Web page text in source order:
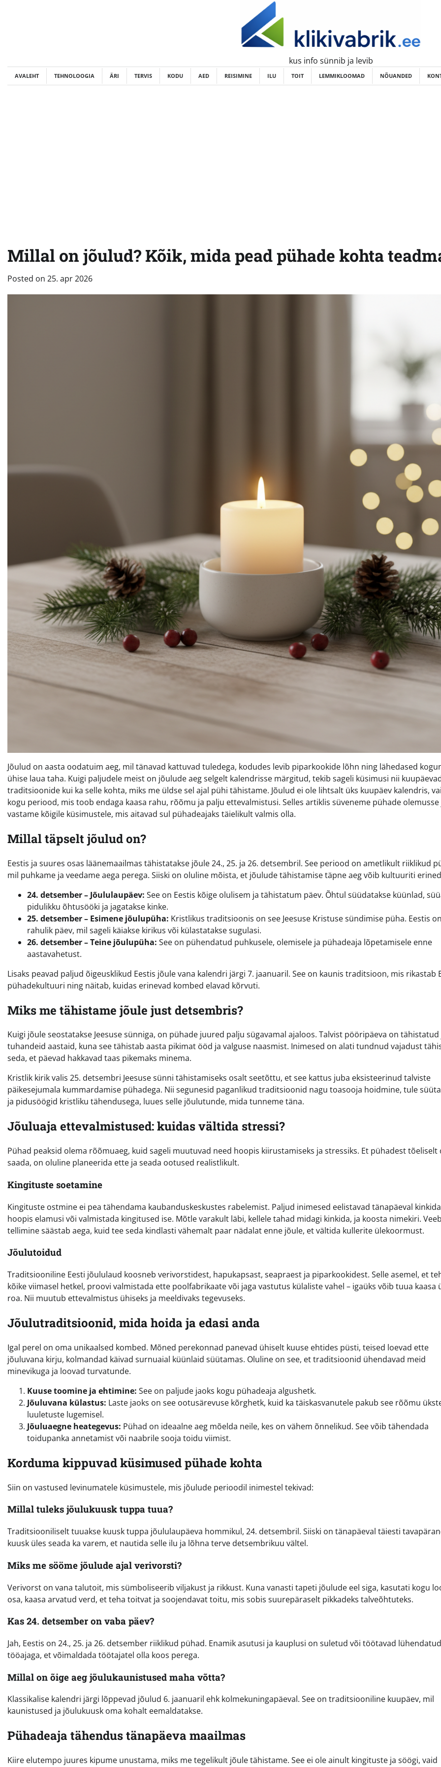
kus info sünnib ja levib
AVALEHT TEHNOLOOGIA ÄRI TERVIS KODU AED REISIMINE ILU TOIT LEMMIKLOOMAD NÕUANDED
Millal on jõulud? Kõik, mida pead pühade kohta
Posted on 25. apr 2026
Jõulud on aasta oodatuim aeg, mil tänavad kattuvad tuledega, kodudes levib piparkookide lõhn ning lähedased
ühise laua taha. Kuigi paljudele meist on jõulude aeg selgelt kalendrisse märgitud, tekib sageli küsimusi nii
traditsioonide kui ka selle kohta, miks me üldse sel ajal pühi tähistame. Jõulud ei ole lihtsalt üks kuupäev kalendris,
kogu periood, mis toob endaga kaasa rahu, rõõmu ja palju ettevalmistusi. Selles artiklis süveneme pühade olemusse
vastame kõigile küsimustele, mis aitavad sul pühadeajaks täielikult valmis olla.
Millal täpselt jõulud on?
Eestis ja suures osas läänemaailmas tähistatakse jõule 24., 25. ja 26. detsembril. See periood on ametlikult riiklikud
mil puhkame ja veedame aega perega. Siiski on oluline mõista, et jõulude tähistamise täpne aeg võib kultuuriti
24. detsember – Jõululaupäev: See on Eestis kõige olulisem ja tähistatum päev. Õhtul süüdatakse küünlad,
pidulikku õhtusööki ja jagatakse kinke.
25. detsember – Esimene jõulupüha: Kristlikus traditsioonis on see Jeesuse Kristuse sündimise püha. Eestis
rahulik päev, mil sageli käiakse kirikus või külastatakse sugulasi.
26. detsember – Teine jõulupüha: See on pühendatud puhkusele, olemisele ja pühadeaja lõpetamisele enne
aastavahetust.
Lisaks peavad paljud õigeusklikud Eestis jõule vana kalendri järgi 7. jaanuaril. See on kaunis traditsioon, mis rikastab
pühadekultuuri ning näitab, kuidas erinevad kombed elavad kõrvuti.
Miks me tähistame jõule just detsembris?
Kuigi jõule seostatakse Jeesuse sünniga, on pühade juured palju sügavamal ajaloos. Talvist pööripäeva on tähistatud
tuhandeid aastaid, kuna see tähistab aasta pikimat ööd ja valguse naasmist. Inimesed on alati tundnud vajadust
seda, et päevad hakkavad taas pikemaks minema.
Kristlik kirik valis 25. detsembri Jeesuse sünni tähistamiseks osalt seetõttu, et see kattus juba eksisteerinud talviste
päikesejumala kummardamise pühadega. Nii segunesid paganlikud traditsioonid nagu toasooja hoidmine, tule
ja pidusöögid kristliku tähendusega, luues selle jõulutunde, mida tunneme täna.
Jõuluaja ettevalmistused: kuidas vältida stressi?
Pühad peaksid olema rõõmuaeg, kuid sageli muutuvad need hoopis kiirustamiseks ja stressiks. Et pühadest tõeliselt
saada, on oluline planeerida ette ja seada ootused realistlikult.
Kingituste soetamine
Kingituste ostmine ei pea tähendama kaubanduskeskustes rabelemist. Paljud inimesed eelistavad tänapäeval kinkida
hoopis elamusi või valmistada kingitused ise. Mõtle varakult läbi, kellele tahad midagi kinkida, ja koosta nimekiri.
tellimine säästab aega, kuid tee seda kindlasti vähemalt paar nädalat enne jõule, et vältida kullerite ülekoormust.
Jõulutoidud
Traditsiooniline Eesti jõululaud koosneb verivorstidest, hapukapsast, seapraest ja piparkookidest. Selle asemel, et
kõike viimasel hetkel, proovi valmistada ette poolfabrikaate või jaga vastutus külaliste vahel – igaüks võib tuua kaasa
roa. Nii muutub ettevalmistus ühiseks ja meeldivaks tegevuseks.
Jõulutraditsioonid, mida hoida ja edasi anda
Igal perel on oma unikaalsed kombed. Mõned perekonnad panevad ühiselt kuuse ehtides püsti, teised loevad ette
jõuluvana kirju, kolmandad käivad surnuaial küünlaid süütamas. Oluline on see, et traditsioonid ühendavad meid
minevikuga ja loovad turvatunde.
Kuuse toomine ja ehtimine: See on paljude jaoks kogu pühadeaja algushetk.
Jõuluvana külastus: Laste jaoks on see ootusärevuse kõrghetk, kuid ka täiskasvanutele pakub see rõõmu
luuletuste lugemisel.
Jõuluaegne heategevus: Pühad on ideaalne aeg mõelda neile, kes on vähem õnnelikud. See võib tähendada
toidupanka annetamist või naabrile sooja toidu viimist.
Korduma kippuvad küsimused pühade kohta
Siin on vastused levinumatele küsimustele, mis jõulude perioodil inimestel tekivad:
Millal tuleks jõulukuusk tuppa tuua?
Traditsiooniliselt tuuakse kuusk tuppa jõululaupäeva hommikul, 24. detsembril. Siiski on tänapäeval täiesti
kuusk üles seada ka varem, et nautida selle ilu ja lõhna terve detsembrikuu vältel.
Miks me sööme jõulude ajal verivorsti?
Verivorst on vana talutoit, mis sümboliseerib viljakust ja rikkust. Kuna vanasti tapeti jõulude eel siga, kasutati kogu
osa, kaasa arvatud verd, et teha toitvat ja soojendavat toitu, mis sobis suurepäraselt pikkadeks talveõhtuteks.
Kas 24. detsember on vaba päev?
Jah, Eestis on 24., 25. ja 26. detsember riiklikud pühad. Enamik asutusi ja kauplusi on suletud või töötavad lühendatud
tööajaga, et võimaldada töötajatel olla koos perega.
Millal on õige aeg jõulukaunistused maha võtta?
Klassikalise kalendri järgi lõppevad jõulud 6. jaanuaril ehk kolmekuningapäeval. See on traditsiooniline kuupäev, mil
kaunistused ja jõulukuusk oma kohalt eemaldatakse.
Pühadeaja tähendus tänapäeva maailmas
Kiire elutempo juures kipume unustama, miks me tegelikult jõule tähistame. See ei ole ainult kingituste ja söögi, vaid